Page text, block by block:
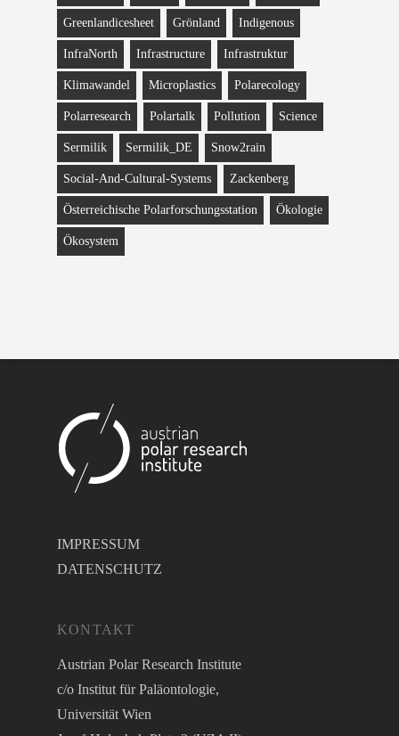
Greenlandicesheet Grönland Indigenous
InfraNorth Infrastructure Infrastruktur
Klimawandel Microplastics Polarecology
Polarresearch Polartalk Pollution Science
Sermilik Sermilik_DE Snow2rain
Social-And-Cultural-Systems Zackenberg
Österreichische Polarforschungsstation Ökologie
Ökosystem
IMPRESSUM
DATENSCHUTZ
KONTAKT
Austrian Polar Research Institute
c/o Institut für Paläontologie,
Universität Wien